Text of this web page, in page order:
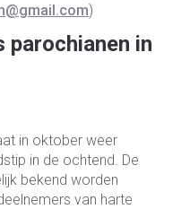
)
parochianen in
in oktober weer
in de ochtend. De
bekend worden
van harte